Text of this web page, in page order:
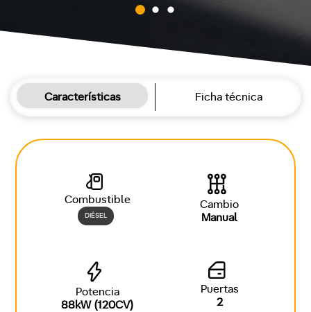
Características Ficha técnica
Combustible
DIÉSEL
Cambio
Manual
Potencia
88kW (120CV)
Puertas
2